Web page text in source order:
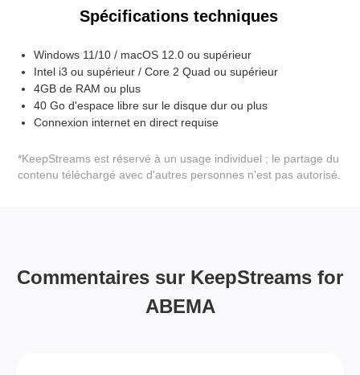
Spécifications techniques
Windows 11/10 / macOS 12.0 ou supérieur
Intel i3 ou supérieur / Core 2 Quad ou supérieur
4GB de RAM ou plus
40 Go d'espace libre sur le disque dur ou plus
Connexion internet en direct requise
*KeepStreams est réservé à un usage individuel ; le partage du
contenu téléchargé avec d'autres personnes n'est pas autorisé.
Commentaires sur KeepStreams for
ABEMA